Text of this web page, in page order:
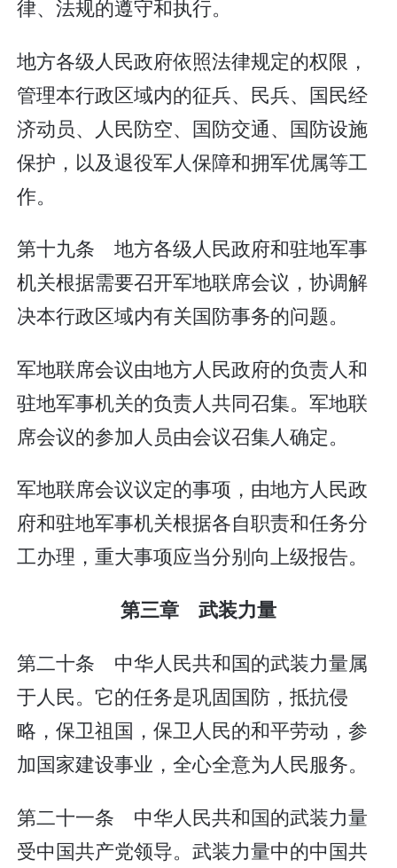
律、法规的遵守和执行。
地方各级人民政府依照法律规定的权限，
管理本行政区域内的征兵、民兵、国民经
济动员、人民防空、国防交通、国防设施
保护，以及退役军人保障和拥军优属等工
作。
第十九条 地方各级人民政府和驻地军事
机关根据需要召开军地联席会议，协调解
决本行政区域内有关国防事务的问题。
军地联席会议由地方人民政府的负责人和
驻地军事机关的负责人共同召集。军地联
席会议的参加人员由会议召集人确定。
军地联席会议议定的事项，由地方人民政
府和驻地军事机关根据各自职责和任务分
工办理，重大事项应当分别向上级报告。
第三章 武装力量
第二十条 中华人民共和国的武装力量属
于人民。它的任务是巩固国防，抵抗侵
略，保卫祖国，保卫人民的和平劳动，参
加国家建设事业，全心全意为人民服务。
第二十一条 中华人民共和国的武装力量
受中国共产党领导。武装力量中的中国共